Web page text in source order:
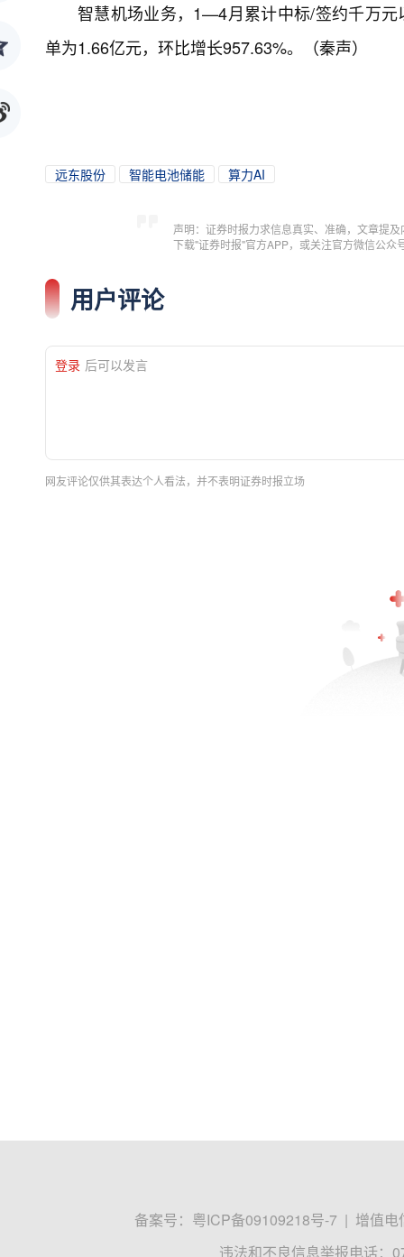
智慧机场业务，1—4月累计中标/签约千万
单为1.66亿元，环比增长957.63%。（秦声）
远东股份 智能电池储能 算力AI
声明：证券时报力求信息真实、准确，文章提
下载"证券时报"官方APP，或关注官方微信公
用户评论
登录 后可以发言
网友评论仅供其表达个人看法，并不表明证券时报立场
备案号： 粤ICP备09109218号-7 | 增值电
违法和不良信息举报电话：